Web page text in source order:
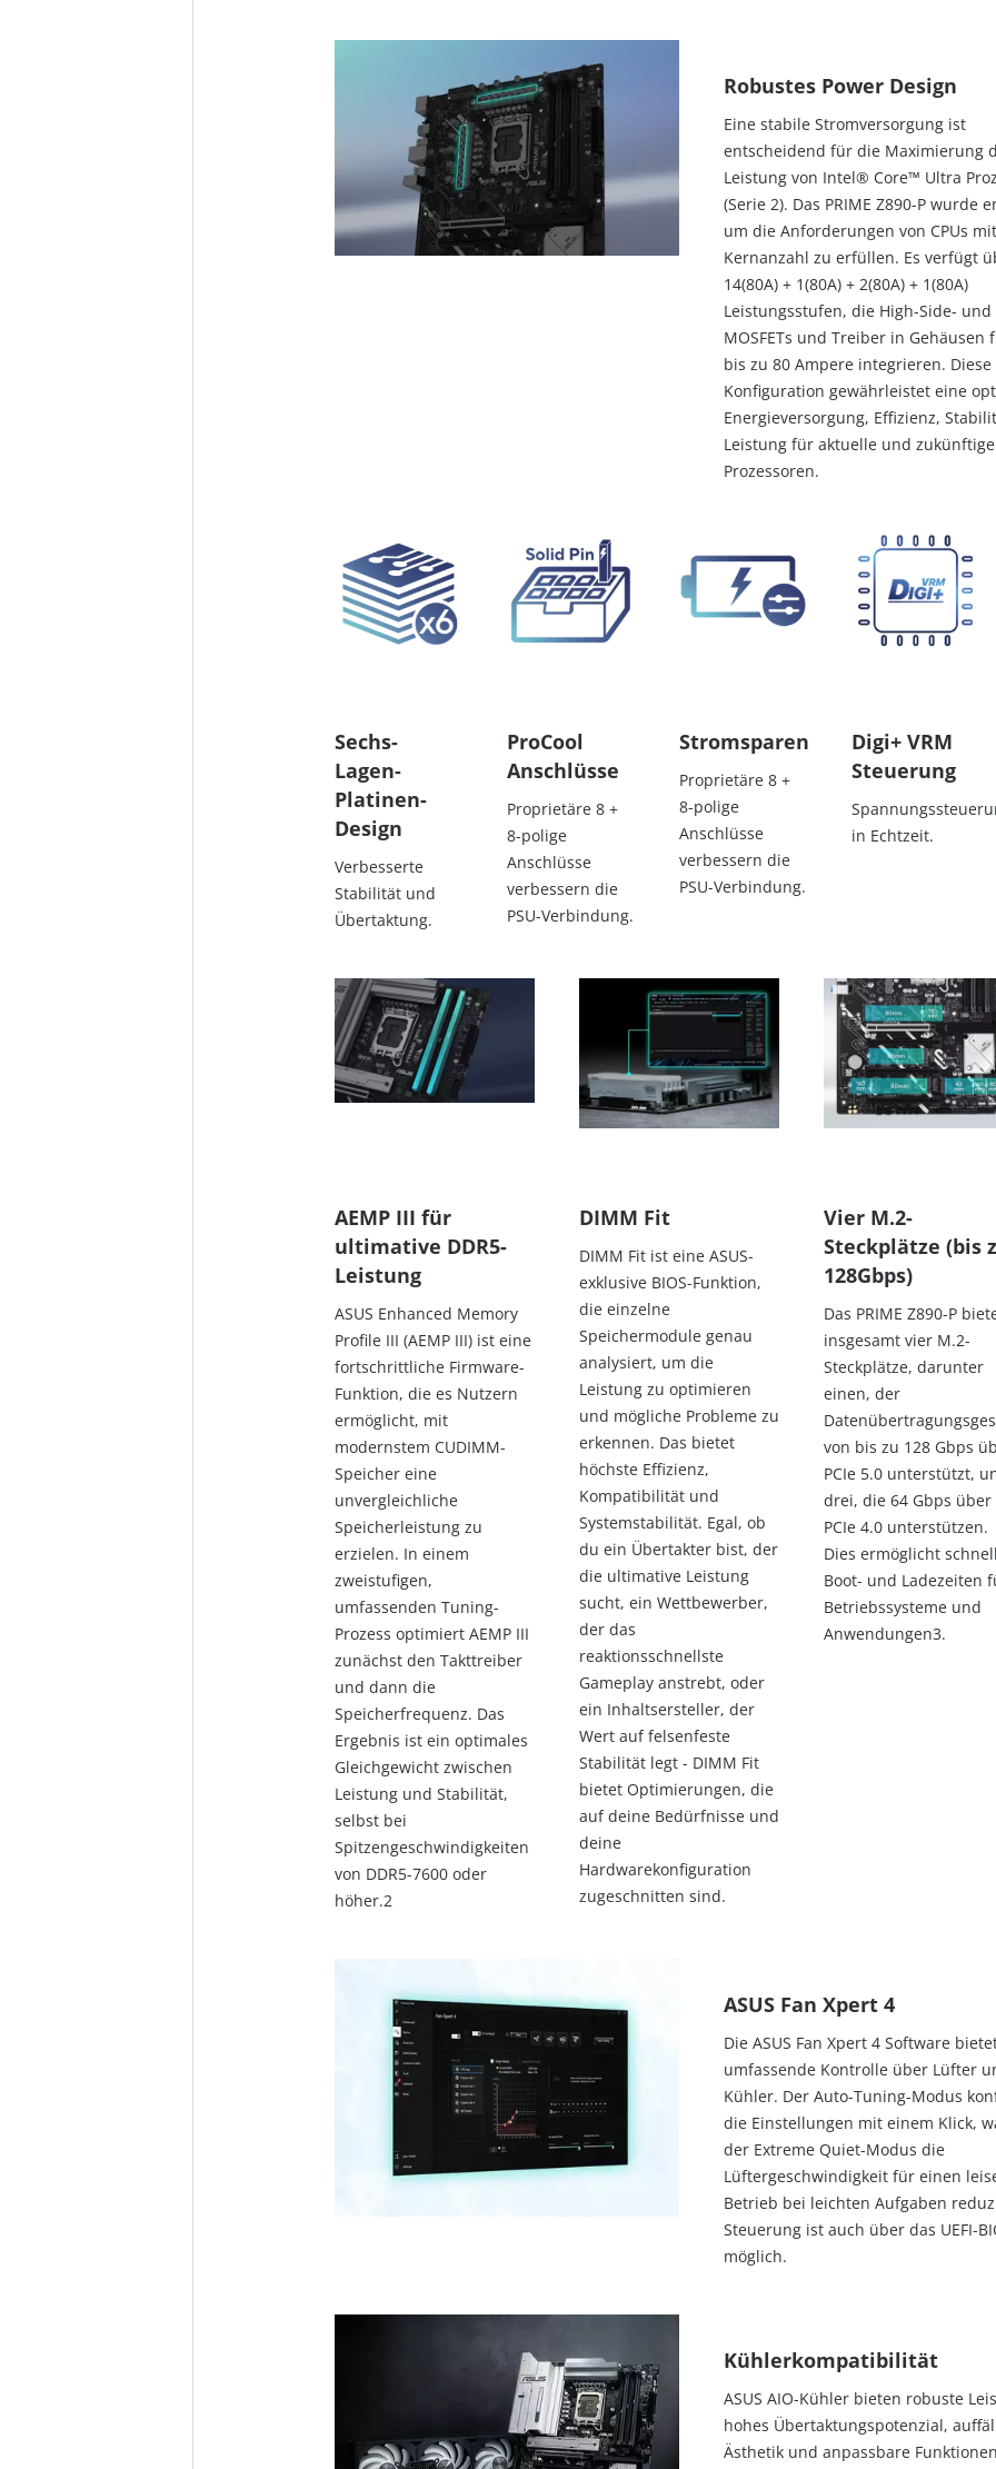
Robustes Power Design
Eine stabile Stromversorgung ist
entscheidend für die Maximierung
Leistung von Intel® Core™ Ultra
(Serie 2). Das PRIME Z890-P wurde
um die Anforderungen von CPUs
Kernanzahl zu erfüllen. Es verfügt
14(80A) + 1(80A) + 2(80A) + 1(80A)
Leistungsstufen, die High-Side- und
MOSFETs und Treiber in Gehäusen
bis zu 80 Ampere integrieren. Diese
Konfiguration gewährleistet eine
Energieversorgung, Effizienz,
Leistung für aktuelle und
Prozessoren.
Sechs-
Lagen-
Platinen-
Design
Verbesserte
Stabilität und
Übertaktung.
ProCool
Anschlüsse
Proprietäre 8 +
8-polige
Anschlüsse
verbessern die
PSU-Verbindung.
Stromsparen
Proprietäre 8 +
8-polige
Anschlüsse
verbessern die
PSU-Verbindung.
Digi+ VRM
Steuerung
in Echtzeit.
AEMP III für
ultimative DDR5-
Leistung
ASUS Enhanced Memory
Profile III (AEMP III) ist eine
fortschrittliche Firmware-
Funktion, die es Nutzern
ermöglicht, mit
modernstem CUDIMM-
Speicher eine
unvergleichliche
Speicherleistung zu
erzielen. In einem
zweistufigen,
umfassenden Tuning-
Prozess optimiert AEMP III
zunächst den Takttreiber
und dann die
Speicherfrequenz. Das
Ergebnis ist ein optimales
Gleichgewicht zwischen
Leistung und Stabilität,
selbst bei
Spitzengeschwindigkeiten
von DDR5-7600 oder
höher.2
DIMM Fit
DIMM Fit ist eine ASUS-
exklusive BIOS-Funktion,
die einzelne
Speichermodule genau
analysiert, um die
Leistung zu optimieren
und mögliche Probleme zu
erkennen. Das bietet
höchste Effizienz,
Kompatibilität und
Systemstabilität. Egal, ob
du ein Übertakter bist, der
die ultimative Leistung
sucht, ein Wettbewerber,
der das
reaktionsschnellste
Gameplay anstrebt, oder
ein Inhaltsersteller, der
Wert auf felsenfeste
Stabilität legt - DIMM Fit
bietet Optimierungen, die
auf deine Bedürfnisse und
deine
Hardwarekonfiguration
zugeschnitten sind.
Vier M.2-
Steckplätze (bis
128Gbps)
Das PRIME Z890-P
insgesamt vier M.2-
Steckplätze, darunter
einen, der
von bis zu 128 Gbps
PCIe 5.0 unterstützt,
drei, die 64 Gbps über
PCIe 4.0 unterstützen.
Dies ermöglicht
Boot- und Ladezeiten
Betriebssysteme und
Anwendungen3.
ASUS Fan Xpert 4
Die ASUS Fan Xpert 4 Software
umfassende Kontrolle über Lüfter
Kühler. Der Auto-Tuning-Modus
die Einstellungen mit einem Klick,
der Extreme Quiet-Modus die
Lüftergeschwindigkeit für einen
Betrieb bei leichten Aufgaben
Steuerung ist auch über das UEFI-
möglich.
Kühlerkompatibilität
ASUS AIO-Kühler bieten robuste
hohes Übertaktungspotenzial,
Ästhetik und anpassbare